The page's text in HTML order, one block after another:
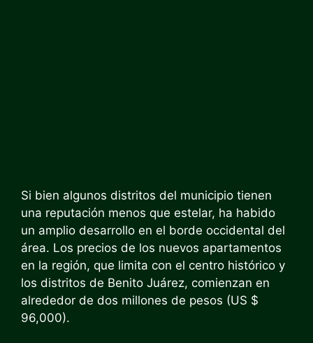
Si bien algunos distritos del municipio tienen
una reputación menos que estelar, ha habido
un amplio desarrollo en el borde occidental del
área. Los precios de los nuevos apartamentos
en la región, que limita con el centro histórico y
los distritos de Benito Juárez, comienzan en
alrededor de dos millones de pesos (US $
96,000).